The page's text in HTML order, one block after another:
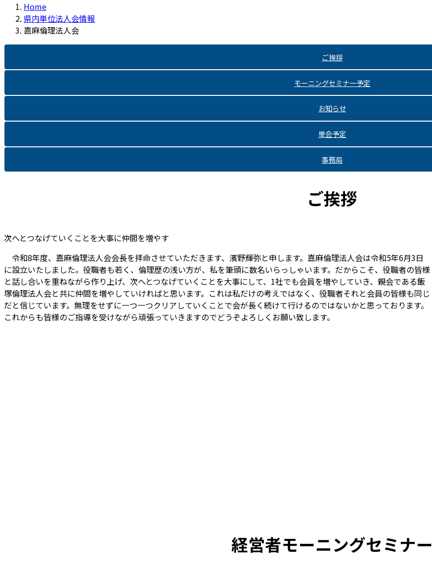
Home
県内単位法人会情報
嘉麻倫理法人会
ご挨拶
モーニングセミナー予定
お知らせ
単会予定
事務局
ご挨拶
次へとつなげていくことを大事に仲間を増やす
令和8年度、嘉麻倫理法人会会長を拝命させていただきます、濱野輝弥と申します。嘉麻倫理法人会は令和5年6月3日
に設立いたしました。役職者も若く、倫理歴の浅い方が、私を筆頭に数名いらっしゃいます。だからこそ、役職者の皆様
と話し合いを重ねながら作り上げ、次へとつなげていくことを大事にして、1社でも会員を増やしていき、親会である飯
塚倫理法人会と共に仲間を増やしていければと思います。これは私だけの考えではなく、役職者それと会員の皆様も同じ
だと信じています。無理をせずに一つ一つクリアしていくことで会が長く続けて行けるのではないかと思っております。
これからも皆様のご指導を受けながら頑張っていきますのでどうぞよろしくお願い致します。
経営者モーニングセミナー